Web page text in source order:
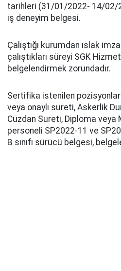
tarihleri (31/01/2022- 14/02/
iş deneyim belgesi.
Çalıştığı kurumdan ıslak
çalıştıkları süreyi SGK
belgelendirmek zorundadır.
Sertifika istenilen pozisyonlar
veya onaylı sureti, Askerlik
Cüzdan Sureti, Diploma veya
personeli SP2022-11 ve
B sınıfı sürücü belgesi,